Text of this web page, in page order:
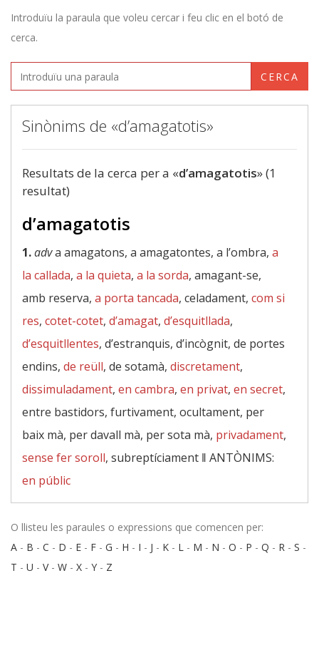
Introduïu la paraula que voleu cercar i feu clic en el botó de
cerca.
CERCA
Sinònims de «d’amagatotis»
Resultats de la cerca per a «d’amagatotis» (1
resultat)
d’amagatotis
1.adva amagatons, a amagatontes, a l’ombra, a
la callada, a la quieta, a la sorda, amagant-se,
amb reserva, a porta tancada, celadament, com si
res, cotet-cotet, d’amagat, d’esquitllada,
d’esquitllentes, d’estranquis, d’incògnit, de portes
endins, de reüll, de sotamà, discretament,
dissimuladament, en cambra, en privat, en secret,
entre bastidors, furtivament, ocultament, per
baix mà, per davall mà, per sota mà, privadament,
sense fer soroll, subreptíciament ‖ ANTÒNIMS:
en públic
O llisteu les paraules o expressions que comencen per:
A - B - C - D - E - F - G - H - I - J - K - L - M - N - O - P - Q - R - S -
T - U - V- W - X - Y - Z